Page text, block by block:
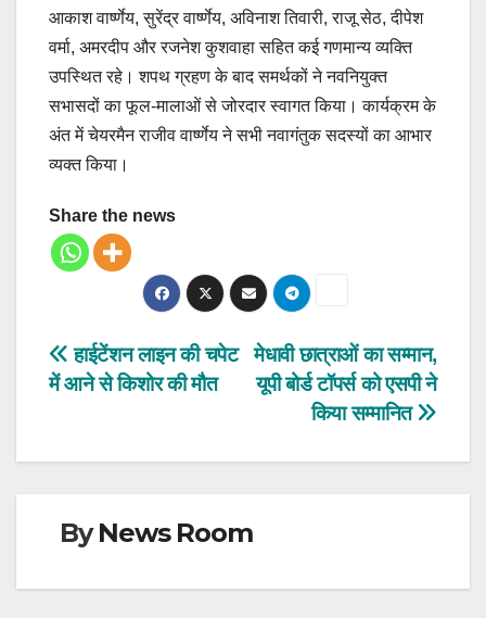
आकाश वार्ष्णेय, सुरेंद्र वार्ष्णेय, अविनाश तिवारी, राजू सेठ, दीपेश
वर्मा, अमरदीप और रजनेश कुशवाहा सहित कई गणमान्य व्यक्ति
उपस्थित रहे। शपथ ग्रहण के बाद समर्थकों ने नवनियुक्त
सभासदों का फूल-मालाओं से जोरदार स्वागत किया। कार्यक्रम के
अंत में चेयरमैन राजीव वार्ष्णेय ने सभी नवागंतुक सदस्यों का आभार
व्यक्त किया।
Share the news
Post
मेधावी छात्राओं का सम्मान,
यूपी बोर्ड टॉपर्स को एसपी ने
किया सम्मानित
हाईटेंशन लाइन की चपेट
में आने से किशोर की मौत
ByNews Room